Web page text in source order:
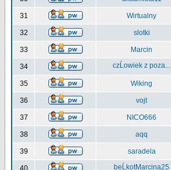
31 Wirtualny
32 slotki
33 Marcin
34 czĹowiek z poza...
35 Wiking
36 vojt
37 NICO666
38 aqq
39 saradela
40 beĹkotMarcina25